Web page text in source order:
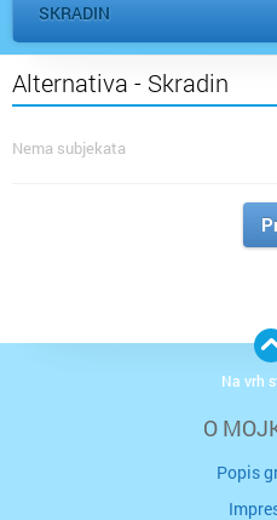
SKRADIN
Alternativa - Skradin
Nema subjekata
O
Popis
Na vrh